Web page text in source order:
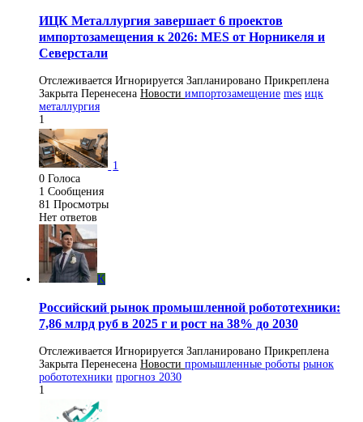
ИЦК Металлургия завершает 6 проектов
импортозамещения к 2026: MES от Норникеля и
Северстали
Отслеживается Игнорируется Запланировано Прикреплена
Закрыта Перенесена Новости импортозамещение mes ицк
металлургия
1
1
0 Голоса
1 Сообщения
81 Просмотры
Нет ответов
K
Российский рынок промышленной робототехники:
7,86 млрд руб в 2025 г и рост на 38% до 2030
Отслеживается Игнорируется Запланировано Прикреплена
Закрыта Перенесена Новости промышленные роботы рынок
робототехники прогноз 2030
1